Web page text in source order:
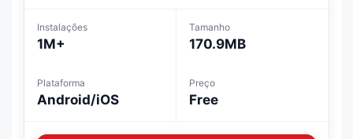
Instalações
1M+
Tamanho
170.9MB
Plataforma
Android/iOS
Preço
Free